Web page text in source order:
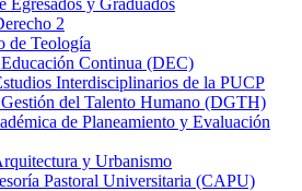
Egresados y Graduados
2
de Teología
Continua (DEC)
Interdisciplinarios de la PUCP
del Talento Humano (DGTH)
de Planeamiento y Evaluación
y Urbanismo
Pastoral Universitaria (CAPU)